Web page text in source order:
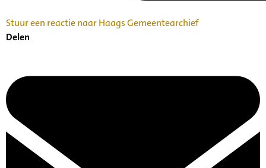
Stuur een reactie naar Haags Gemeentearchief
Delen